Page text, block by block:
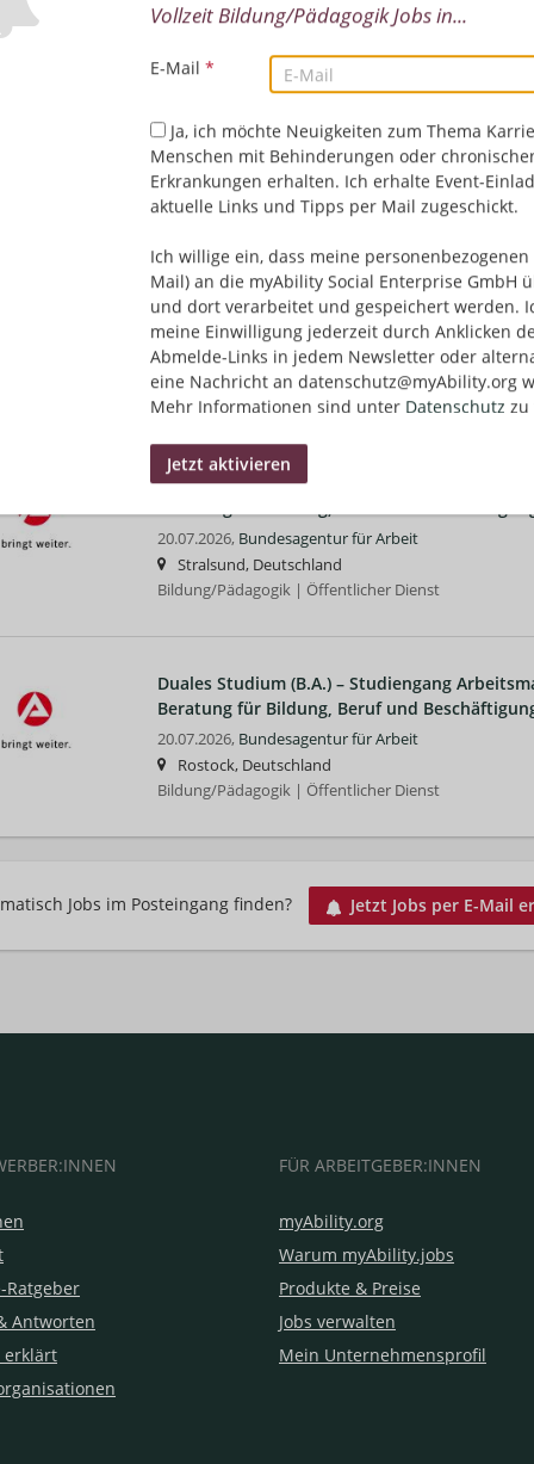
Vollzeit Bildung/Pädagogik Jobs in...
E-Mail *
Ja, ich möchte Neuigkeiten zum Thema
Menschen mit Behinderungen oder
Erkrankungen erhalten. Ich erhalte Event-
aktuelle Links und Tipps per Mail zugeschickt.
Ich willige ein, dass meine personenbezogenen
Mail) an die myAbility Social Enterprise GmbH
und dort verarbeitet und gespeichert werden.
meine Einwilligung jederzeit durch Anklicken
Abmelde-Links in jedem Newsletter oder
eine Nachricht an datenschutz@myAbility.org
Mehr Informationen sind unter Datenschutz zu
Duales Studium (B.A.) – Studiengang
20.07.2026,Bundesagentur für Arbeit
Greifswald, Deutschland
Bildung/Pädagogik | Öffentlicher Dienst
Duales Studium (B.A.) – Studiengang
Beratung für Bildung, Beruf und
20.07.2026,Bundesagentur für Arbeit
Schwerin, Deutschland
Bildung/Pädagogik | Öffentlicher Dienst
Duales Studium (B.A.) – Studiengang
20.07.2026, Bundesagentur für Arbeit
Stralsund, Deutschland
Bildung/Pädagogik | Öffentlicher Dienst
Duales Studium (B.A.) – Studiengang
Beratung für Bildung, Beruf und
20.07.2026, Bundesagentur für Arbeit
Rostock, Deutschland
Bildung/Pädagogik | Öffentlicher Dienst
Jobs im Posteingang finden? Jetzt Jobs per E-Mail
Ratgeber
Antworten
erklärt
FÜR ARBEITGEBER:INNEN
myAbility.org
Warum myAbility.jobs
Produkte & Preise
Jobs verwalten
Mein Unternehmensprofil